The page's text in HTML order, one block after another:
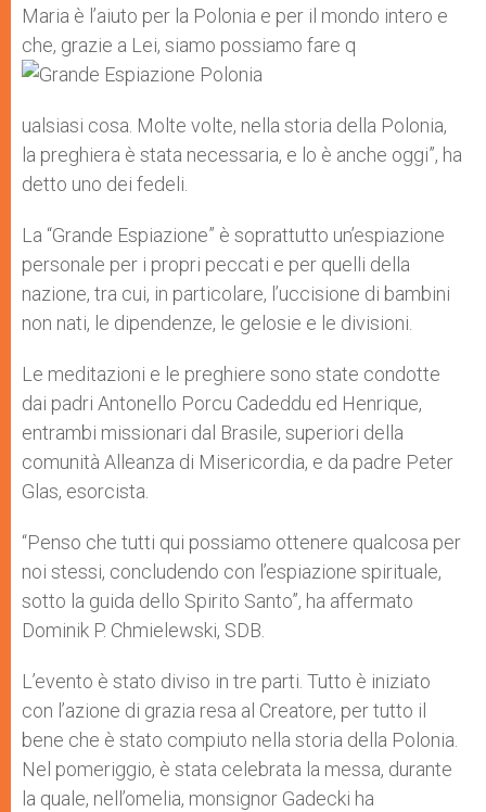
Maria è l’aiuto per la Polonia e per il mondo intero e
che, grazie a Lei, siamo possiamo fare q
ualsiasi cosa. Molte volte, nella storia della Polonia,
la preghiera è stata necessaria, e lo è anche oggi”, ha
detto uno dei fedeli.
La “Grande Espiazione” è soprattutto un’espiazione
personale per i propri peccati e per quelli della
nazione, tra cui, in particolare, l’uccisione di bambini
non nati, le dipendenze, le gelosie e le divisioni.
Le meditazioni e le preghiere sono state condotte
dai padri Antonello Porcu Cadeddu ed Henrique,
entrambi missionari dal Brasile, superiori della
comunità Alleanza di Misericordia, e da padre Peter
Glas, esorcista.
“Penso che tutti qui possiamo ottenere qualcosa per
noi stessi, concludendo con l’espiazione spirituale,
sotto la guida dello Spirito Santo”, ha affermato
Dominik P. Chmielewski, SDB.
L’evento è stato diviso in tre parti. Tutto è iniziato
con l’azione di grazia resa al Creatore, per tutto il
bene che è stato compiuto nella storia della Polonia.
Nel pomeriggio, è stata celebrata la messa, durante
la quale, nell’omelia, monsignor Gadecki ha